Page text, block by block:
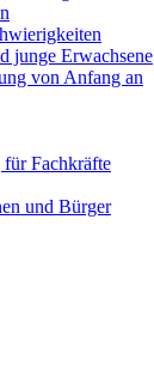
junge Erwachsene
von Anfang an
Fachkräfte
und Bürger